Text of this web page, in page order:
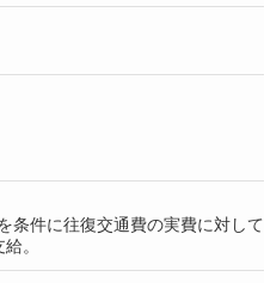
条件に往復交通費の実費に対して
。